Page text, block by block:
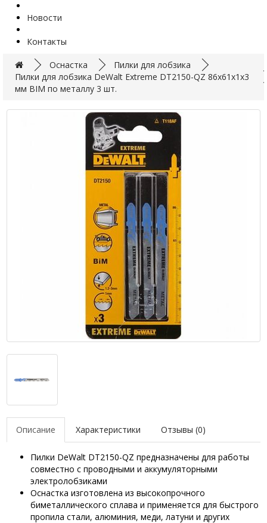
Новости
Контакты
Оснастка
Пилки для лобзика
Пилки для лобзика DeWalt Extreme DT2150-QZ 86х61х1х3
мм BIM по металлу 3 шт.
Описание Характеристики Отзывы (0)
Пилки DeWalt DT2150-QZ предназначены для работы
совместно с проводными и аккумуляторными
электролобзиками
Оснастка изготовлена из высокопрочного
биметаллического сплава и применяется для быстрого
пропила стали, алюминия, меди, латуни и других